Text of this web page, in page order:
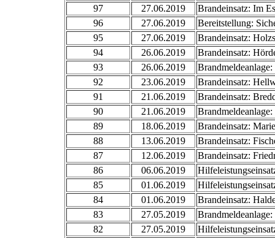
97
27.06.2019
Brandeinsatz: Im
96
27.06.2019
Bereitstellung:
95
27.06.2019
Brandeinsatz:
94
26.06.2019
Brandeinsatz:
93
26.06.2019
Brandmeldeanlage:
92
23.06.2019
Brandeinsatz:
91
21.06.2019
Brandeinsatz:
90
21.06.2019
89
18.06.2019
Brandeinsatz:
88
13.06.2019
Brandeinsatz:
87
12.06.2019
Brandeinsatz:
86
06.06.2019
85
01.06.2019
84
01.06.2019
Brandeinsatz:
83
27.05.2019
Brandmeldeanlage:
82
27.05.2019